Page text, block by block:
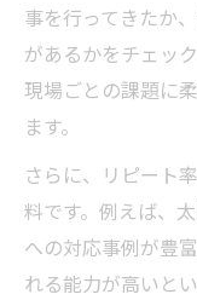
事を行ってきたか
があるかをチェッ
現場ごとの課題に
ます。
さらに、リピート
料です。例えば、
への対応事例が豊
れる能力が高いと